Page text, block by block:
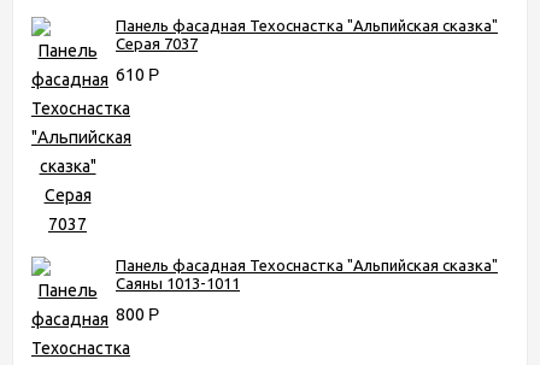
Панель фасадная Техоснастка "Альпийская сказка"
Серая 7037
610 Р
Панель фасадная Техоснастка "Альпийская сказка"
Саяны 1013-1011
800 Р